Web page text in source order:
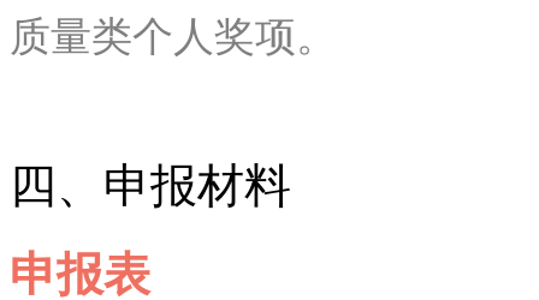
质量类个人奖项。
四、申报材料
申报表